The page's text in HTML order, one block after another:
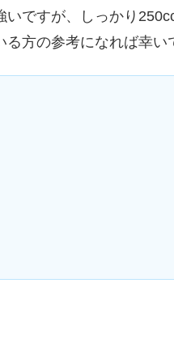
ですが、しっかり
方の参考になれば幸い